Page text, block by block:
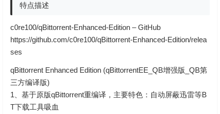
特点描述
c0re100/qBittorrent-Enhanced-Edition – GitHub
https://github.com/c0re100/qBittorrent-Enhanced-Edition/relea
ses
qBittorrent Enhanced Edition (qBittorrentEE_QB增强版_QB第
三方编译版)
1、基于原版qBittorrent重编译，主要特色：自动屏蔽迅雷等B
T下载工具吸血